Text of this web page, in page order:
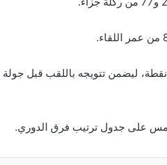
وبهذا الفوز، رفع ريال مدريد رصيده في صدارة الترتيب إلى 86 نقطة، ليضمن تتويجه